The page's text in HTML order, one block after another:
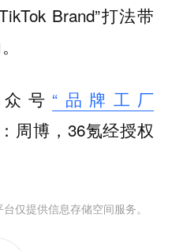
Brand”打法带
号 “品牌工厂
周博，36氪经授权
仅提供信息存储空间服务。